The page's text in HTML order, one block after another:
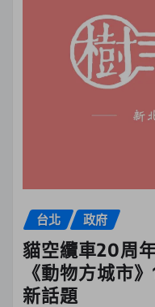
台北 政府
貓空纜車20周
《動物方城市
新話題